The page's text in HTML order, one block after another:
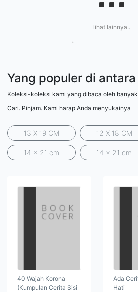
lihat lainnya..
Yang populer di
Koleksi-koleksi kami yang dibaca oleh
Cari. Pinjam. Kami harap Anda menyukainya
13 X 19 CM 12 X 18 CM
14 x 21 cm 14 x 21 cm
40 Wajah Korona
(Kumpulan Cerita Sisi
Ada
Hati